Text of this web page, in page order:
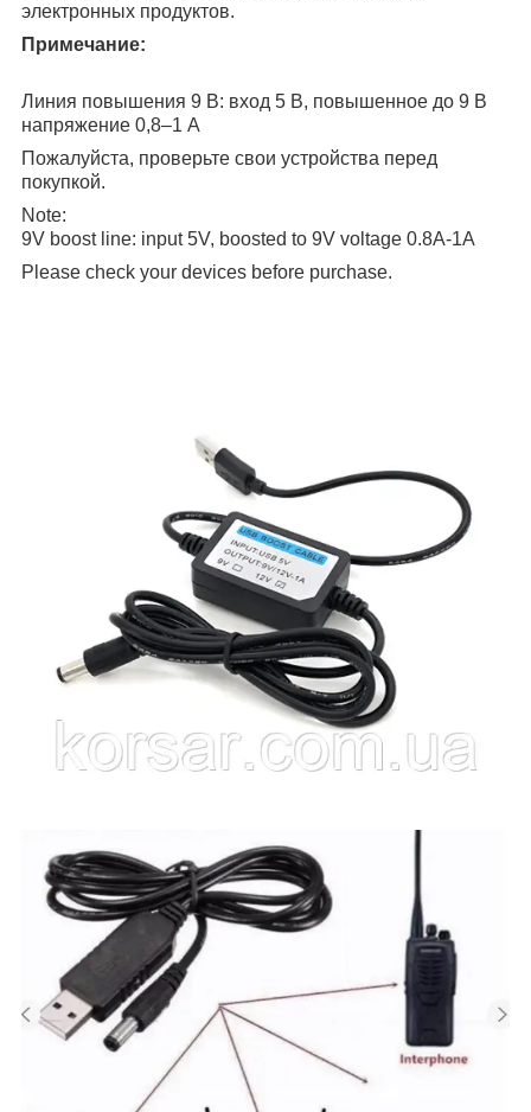
электронных продуктов.
Примечание:
Линия повышения 9 В: вход 5 В, повышенное до 9 В
напряжение 0,8–1 А
Пожалуйста, проверьте свои устройства перед
покупкой.
Note:
9V boost line: input 5V, boosted to 9V voltage 0.8A-1A
Please check your devices before purchase.